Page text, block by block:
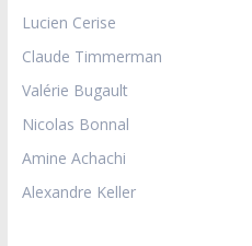
Lucien Cerise
Claude Timmerman
Valérie Bugault
Nicolas Bonnal
Amine Achachi
Alexandre Keller